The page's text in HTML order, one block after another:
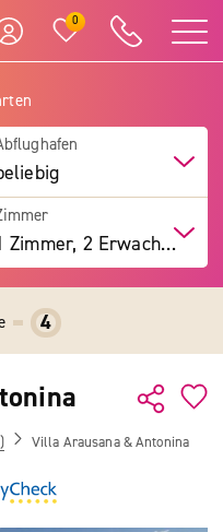
0
1 Zimmer, 2 Erwachsene
4
Villa Arausana & Antonina